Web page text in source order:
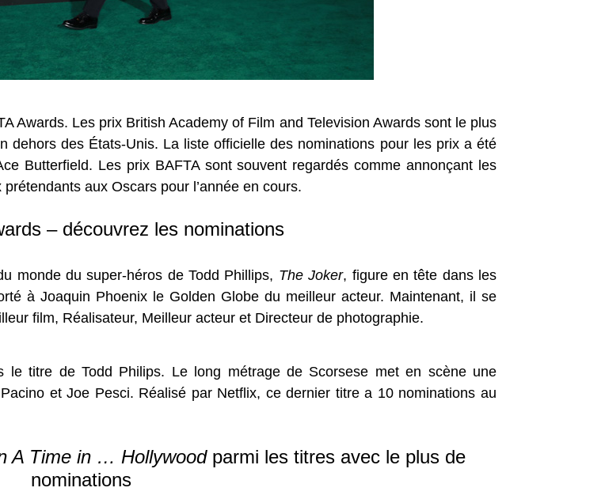
Awards. Les prix British Academy of Film and Television Awards sont le plus
dehors des États-Unis. La liste officielle des nominations pour les prix a été
Butterfield. Les prix BAFTA sont souvent regardés comme annonçant les
aux Oscars pour l’année en cours.
– découvrez les nominations
monde du super-héros de Todd Phillips, The Joker, figure en tête dans les
à Joaquin Phoenix le Golden Globe du meilleur acteur. Maintenant, il se
film, Réalisateur, Meilleur acteur et Directeur de photographie.
titre de Todd Philips. Le long métrage de Scorsese met en scène une
et Joe Pesci. Réalisé par Netflix, ce dernier titre a 10 nominations au
A Time in … Hollywood parmi les titres avec le plus de
nominations